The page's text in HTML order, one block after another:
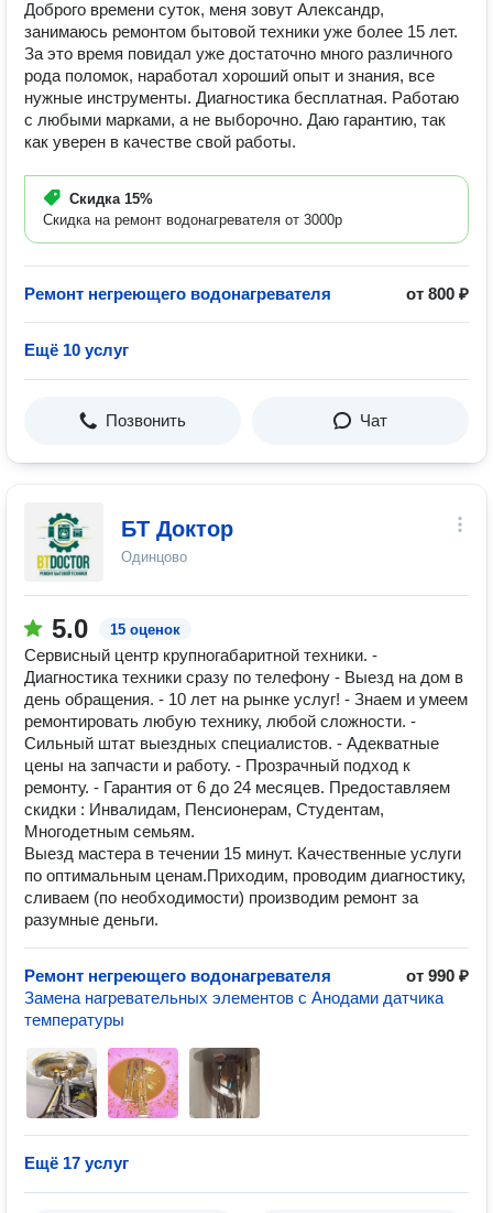
Доброго времени суток, меня зовут Александр,
занимаюсь ремонтом бытовой техники уже более 15 лет.
За это время повидал уже достаточно много различного
рода поломок, наработал хороший опыт и знания, все
нужные инструменты. Диагностика бесплатная. Работаю
с любыми марками, а не выборочно. Даю гарантию, так
как уверен в качестве свой работы.
Скидка 15%
Скидка на ремонт водонагревателя от 3000р
Ремонт негреющего водонагревателя от 800 ₽
Ещё 10 услуг
Позвонить Чат
БТ Доктор
Одинцово
5.0 15 оценок
Сервисный центр крупногабаритной техники. -
Диагностика техники сразу по телефону - Выезд на дом в
день обращения. - 10 лет на рынке услуг! - Знаем и умеем
ремонтировать любую технику, любой сложности. -
Сильный штат выездных специалистов. - Адекватные
цены на запчасти и работу. - Прозрачный подход к
ремонту. - Гарантия от 6 до 24 месяцев. Предоставляем
скидки : Инвалидам, Пенсионерам, Студентам,
Многодетным семьям.
Выезд мастера в течении 15 минут. Качественные услуги
по оптимальным ценам.Приходим, проводим диагностику,
сливаем (по необходимости) производим ремонт за
разумные деньги.
Ремонт негреющего водонагревателя
от 990 ₽
Замена нагревательных элементов с Анодами датчика
температуры
Ещё 17 услуг